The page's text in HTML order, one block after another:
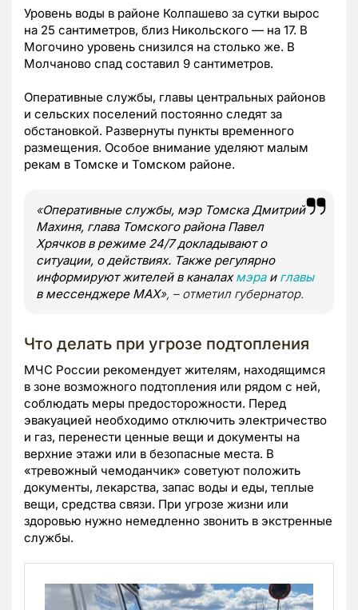
Уровень воды в районе Колпашево за сутки вырос
на 25 сантиметров, близ Никольского — на 17. В
Могочино уровень снизился на столько же. В
Молчаново спад составил 9 сантиметров.
Оперативные службы, главы центральных районов
и сельских поселений постоянно следят за
обстановкой. Развернуты пункты временного
размещения. Особое внимание уделяют малым
рекам в Томске и Томском районе.
«Оперативные службы, мэр Томска Дмитрий
Махиня, глава Томского района Павел
Хрячков в режиме 24/7 докладывают о
ситуации, о действиях. Также регулярно
информируют жителей в каналахмэраи главы
в мессенджере МАХ», – отметил губернатор.
Что делать при угрозе подтопления
МЧС России рекомендует жителям, находящимся
в зоне возможного подтопления или рядом с ней,
соблюдать меры предосторожности. Перед
эвакуацией необходимо отключить электричество
и газ, перенести ценные вещи и документы на
верхние этажи или в безопасные места. В
«тревожный чемоданчик» советуют положить
документы, лекарства, запас воды и еды, теплые
вещи, средства связи. При угрозе жизни или
здоровью нужно немедленно звонить в экстренные
службы.